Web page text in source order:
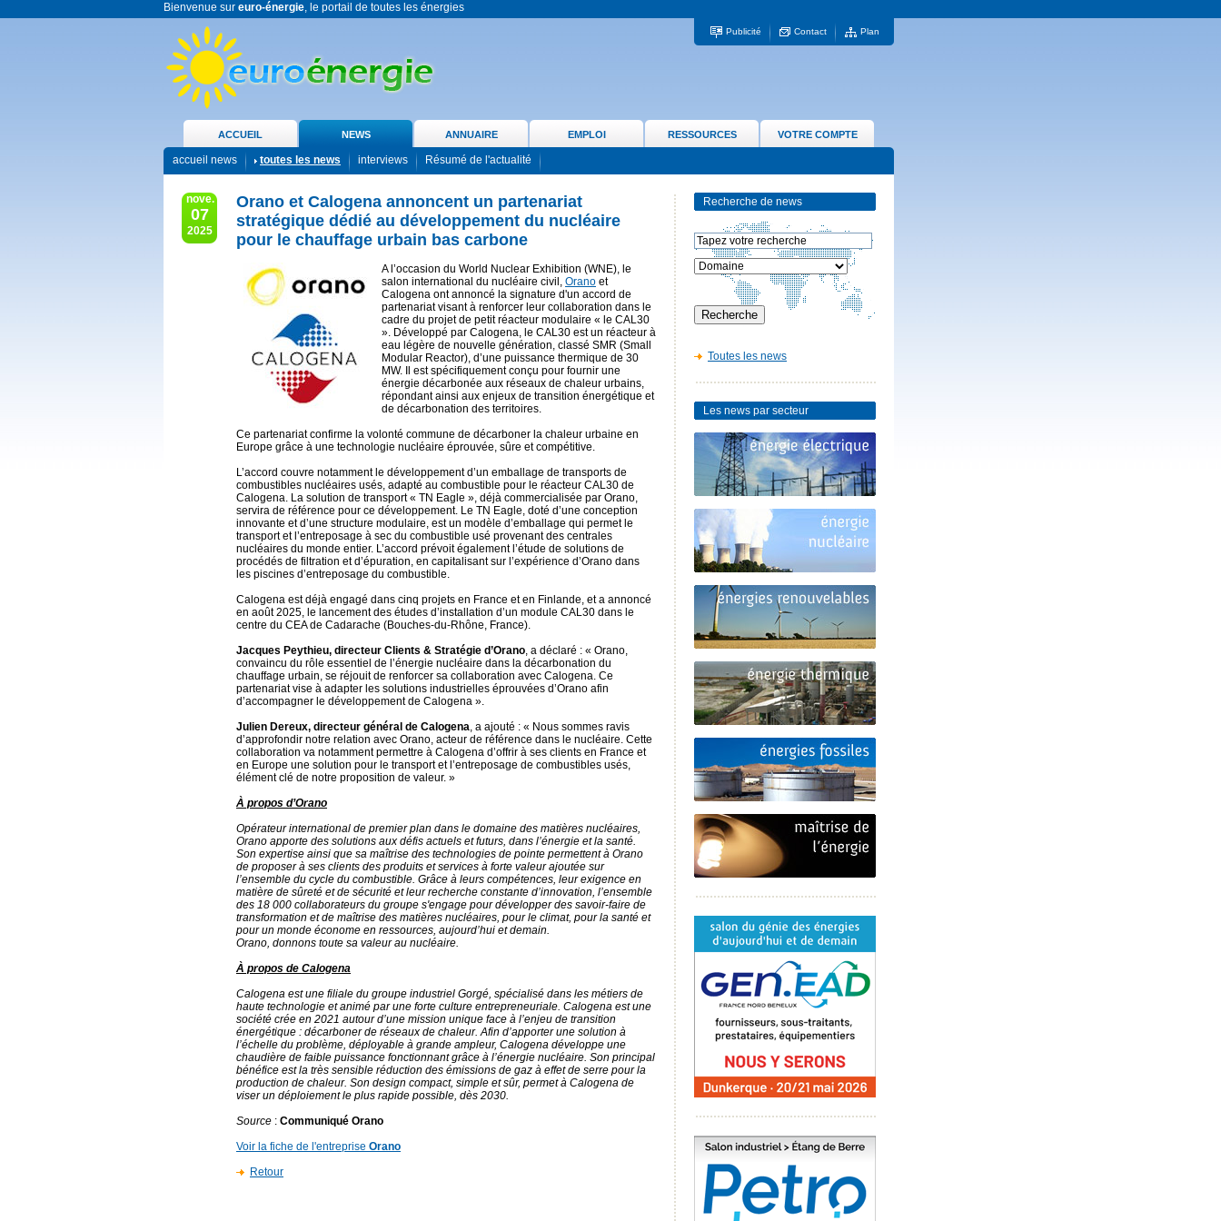
Bienvenue sur euro-énergie, le portail de toutes les énergies
Publicité Contact Plan
ACCUEIL NEWS ANNUAIRE EMPLOI RESSOURCES VOTRE COMPTE
accueil news toutes les news interviews Résumé de l'actualité
nove.
07
2025
Orano et Calogena annoncent un partenariat
stratégique dédié au développement du nucléaire
pour le chauffage urbain bas carbone
A l’occasion du World Nuclear Exhibition (WNE), le
salon international du nucléaire civil, Orano et
Calogena ont annoncé la signature d'un accord de
partenariat visant à renforcer leur collaboration dans le
cadre du projet de petit réacteur modulaire « le CAL30
». Développé par Calogena, le CAL30 est un réacteur à
eau légère de nouvelle génération, classé SMR (Small
Modular Reactor), d’une puissance thermique de 30
MW. Il est spécifiquement conçu pour fournir une
énergie décarbonée aux réseaux de chaleur urbains,
répondant ainsi aux enjeux de transition énergétique et
de décarbonation des territoires.
Ce partenariat confirme la volonté commune de décarboner la chaleur urbaine en
Europe grâce à une technologie nucléaire éprouvée, sûre et compétitive.
L’accord couvre notamment le développement d’un emballage de transports de
combustibles nucléaires usés, adapté au combustible pour le réacteur CAL30 de
Calogena. La solution de transport « TN Eagle », déjà commercialisée par Orano,
servira de référence pour ce développement. Le TN Eagle, doté d’une conception
innovante et d’une structure modulaire, est un modèle d’emballage qui permet le
transport et l’entreposage à sec du combustible usé provenant des centrales
nucléaires du monde entier. L’accord prévoit également l’étude de solutions de
procédés de filtration et d’épuration, en capitalisant sur l’expérience d’Orano dans
les piscines d’entreposage du combustible.
Calogena est déjà engagé dans cinq projets en France et en Finlande, et a annoncé
en août 2025, le lancement des études d’installation d’un module CAL30 dans le
centre du CEA de Cadarache (Bouches-du-Rhône, France).
Jacques Peythieu, directeur Clients & Stratégie d’Orano, a déclaré : « Orano,
convaincu du rôle essentiel de l’énergie nucléaire dans la décarbonation du
chauffage urbain, se réjouit de renforcer sa collaboration avec Calogena. Ce
partenariat vise à adapter les solutions industrielles éprouvées d’Orano afin
d’accompagner le développement de Calogena ».
Julien Dereux, directeur général de Calogena, a ajouté : « Nous sommes ravis
d’approfondir notre relation avec Orano, acteur de référence dans le nucléaire. Cette
collaboration va notamment permettre à Calogena d’offrir à ses clients en France et
en Europe une solution pour le transport et l’entreposage de combustibles usés,
élément clé de notre proposition de valeur. »
À propos d’Orano
Opérateur international de premier plan dans le domaine des matières nucléaires,
Orano apporte des solutions aux défis actuels et futurs, dans l’énergie et la santé.
Son expertise ainsi que sa maîtrise des technologies de pointe permettent à Orano
de proposer à ses clients des produits et services à forte valeur ajoutée sur
l’ensemble du cycle du combustible. Grâce à leurs compétences, leur exigence en
matière de sûreté et de sécurité et leur recherche constante d’innovation, l’ensemble
des 18 000 collaborateurs du groupe s'engage pour développer des savoir-faire de
transformation et de maîtrise des matières nucléaires, pour le climat, pour la santé et
pour un monde économe en ressources, aujourd’hui et demain.
Orano, donnons toute sa valeur au nucléaire.
À propos de Calogena
Calogena est une filiale du groupe industriel Gorgé, spécialisé dans les métiers de
haute technologie et animé par une forte culture entrepreneuriale. Calogena est une
société crée en 2021 autour d’une mission unique face à l’enjeu de transition
énergétique : décarboner de réseaux de chaleur. Afin d’apporter une solution à
l’échelle du problème, déployable à grande ampleur, Calogena développe une
chaudière de faible puissance fonctionnant grâce à l’énergie nucléaire. Son principal
bénéfice est la très sensible réduction des émissions de gaz à effet de serre pour la
production de chaleur. Son design compact, simple et sûr, permet à Calogena de
viser un déploiement le plus rapide possible, dès 2030.
Source : Communiqué Orano
Voir la fiche de l'entreprise Orano
Retour
Recherche de news
Toutes les news
Les news par secteur